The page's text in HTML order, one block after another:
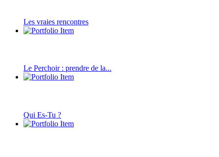
Les vraies rencontres
Le Perchoir : prendre de la...
Qui Es-Tu ?